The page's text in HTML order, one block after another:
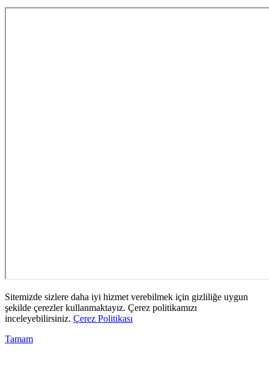
Sitemizde sizlere daha iyi hizmet verebilmek için gizliliğe uygun
şekilde çerezler kullanmaktayız. Çerez politikamızı
inceleyebilirsiniz. Çerez Politikası
Tamam